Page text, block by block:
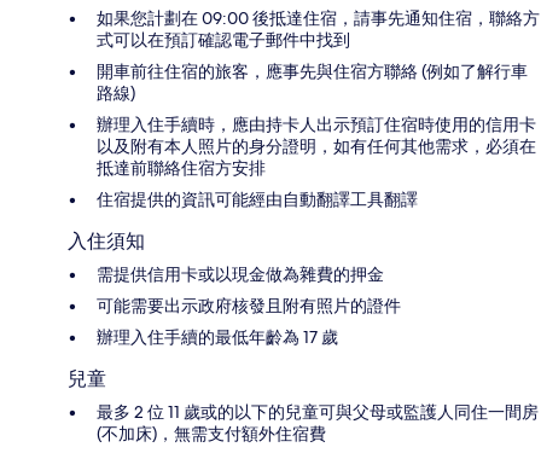
如果您計劃在 09:00 後抵達住宿，請事先通知住宿，聯絡方
式可以在預訂確認電子郵件中找到
開車前往住宿的旅客，應事先與住宿方聯絡 (例如了解行車
路線)
辦理入住手續時，應由持卡人出示預訂住宿時使用的信用卡
以及附有本人照片的身分證明，如有任何其他需求，必須在
抵達前聯絡住宿方安排
住宿提供的資訊可能經由自動翻譯工具翻譯
入住須知
需提供信用卡或以現金做為雜費的押金
可能需要出示政府核發且附有照片的證件
辦理入住手續的最低年齡為 17 歲
兒童
最多 2 位 11 歲或的以下的兒童可與父母或監護人同住一間房
(不加床)，無需支付額外住宿費